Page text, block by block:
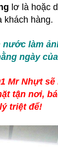
lơ là hoặc
khách hàng.
làm
ngày
Mr Nhựt
tận nơi,
triệt để!